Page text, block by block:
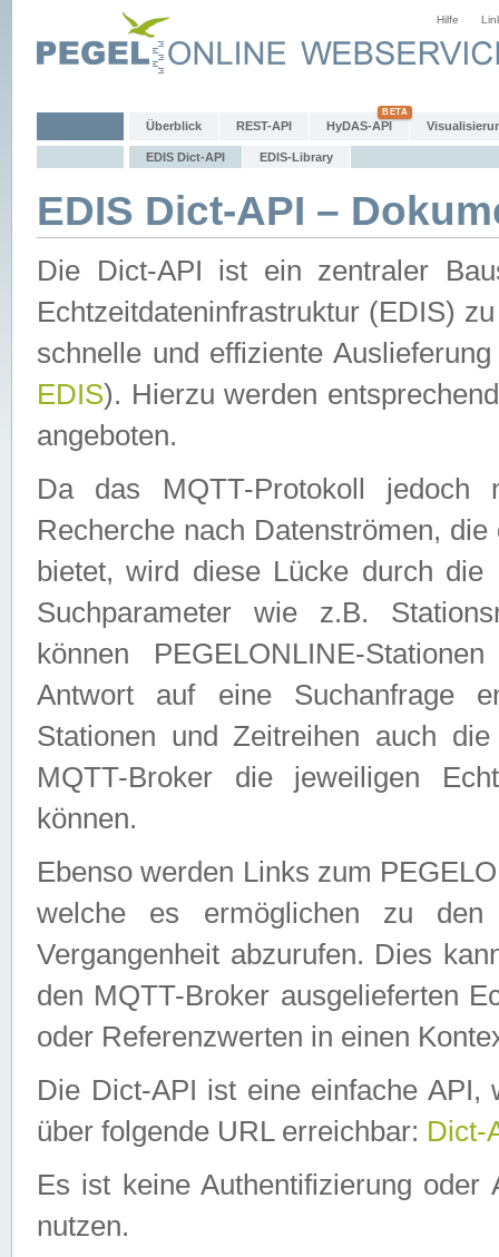
Hilfe
Überblick REST-API HyDAS-API
EDIS Dict-API EDIS-Library
EDIS Dict-API –
Die Dict-API ist ein zentraler
Echtzeitdateninfrastruktur (EDIS)
schnelle und effiziente
EDIS). Hierzu werden
angeboten.
Da das MQTT-Protokoll jedoch
Recherche nach Datenströmen,
bietet, wird diese Lücke durch die
Suchparameter wie z.B.
können PEGELONLINE-
Antwort auf eine Suchanfrage
Stationen und Zeitreihen auch
MQTT-Broker die jeweiligen
können.
Ebenso werden Links zum
welche es ermöglichen zu den
Vergangenheit abzurufen. Dies
den MQTT-Broker ausgelieferten
oder Referenzwerten in einen
Die Dict-API ist eine einfache API,
über folgende URL erreichbar: Dict-
Es ist keine Authentifizierung
nutzen.